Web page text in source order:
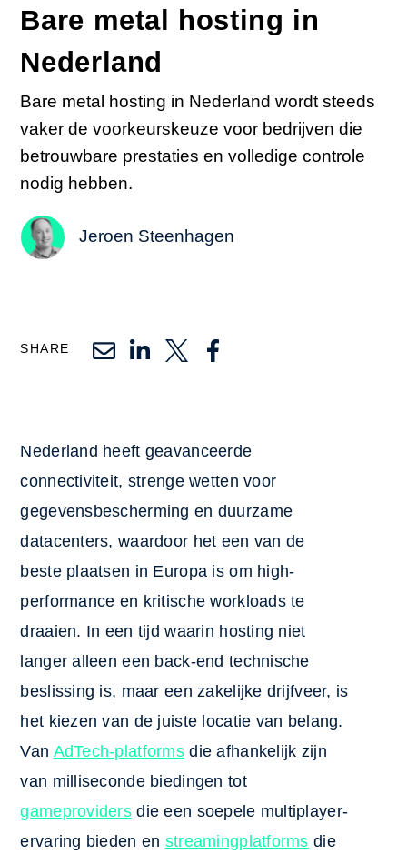
Bare metal hosting in
Nederland
Bare metal hosting in Nederland wordt steeds
vaker de voorkeurskeuze voor bedrijven die
betrouwbare prestaties en volledige controle
nodig hebben.
Jeroen Steenhagen
SHARE
Nederland heeft geavanceerde
connectiviteit, strenge wetten voor
gegevensbescherming en duurzame
datacenters, waardoor het een van de
beste plaatsen in Europa is om high-
performance en kritische workloads te
draaien. In een tijd waarin hosting niet
langer alleen een back-end technische
beslissing is, maar een zakelijke drijfveer, is
het kiezen van de juiste locatie van belang.
Van AdTech-platforms die afhankelijk zijn
van milliseconde biedingen tot
gameproviders die een soepele multiplayer-
ervaring bieden en streamingplatforms die